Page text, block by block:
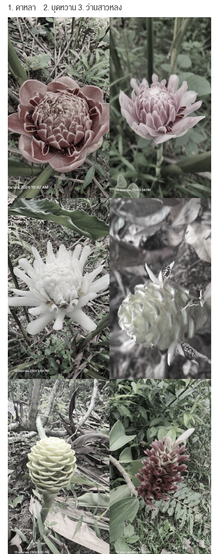
1. ดาหลา 2. บุดหวาน 3. ว่านสาวหลง